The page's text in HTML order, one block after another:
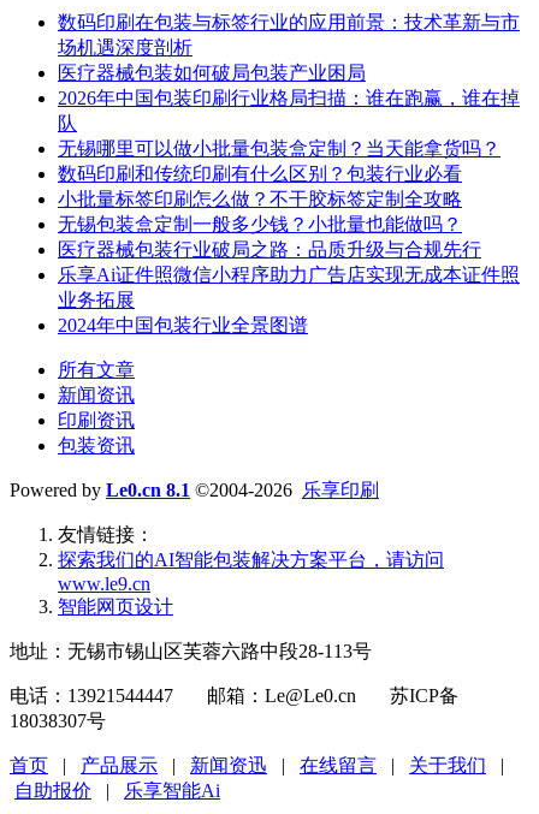
数码印刷在包装与标签行业的应用前景：技术革新与市
场机遇深度剖析
医疗器械包装如何破局包装产业困局
2026年中国包装印刷行业格局扫描：谁在跑赢，谁在掉
队
无锡哪里可以做小批量包装盒定制？当天能拿货吗？
数码印刷和传统印刷有什么区别？包装行业必看
小批量标签印刷怎么做？不干胶标签定制全攻略
无锡包装盒定制一般多少钱？小批量也能做吗？
医疗器械包装行业破局之路：品质升级与合规先行
乐享Ai证件照微信小程序助力广告店实现无成本证件照
业务拓展
2024年中国包装行业全景图谱
所有文章
新闻资讯
印刷资讯
包装资讯
Powered by Le0.cn 8.1 ©2004-2026 乐享印刷
友情链接：
探索我们的‌AI智能包装解决方案平台‌，请访问
www.le9.cn
智能网页设计
地址：无锡市锡山区芙蓉六路中段28-113号
电话：13921544447 邮箱：Le@Le0.cn 苏ICP备
18038307号
首页 | 产品展示 | 新闻资迅 | 在线留言 | 关于我们 |
自助报价 | 乐享智能Ai